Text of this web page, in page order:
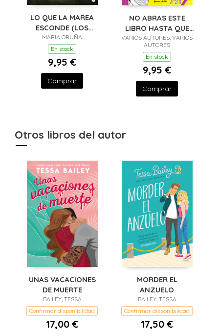
LO QUE LA MAREA
ESCONDE (LOS
LIBROS DEL PUERTO
ESC
MARIA ORUÑA
En stock
9,95 €
Comprar
NO ABRAS ESTE
LIBRO HASTA QUE
CUMPLAS 9
VARIOS AUTORES, VARIOS
AUTORES
En stock
9,95 €
Comprar
Otros libros del autor
UNAS VACACIONES
DE MUERTE
BAILEY, TESSA
Confirmar disponibilidad
17,00 €
MORDER EL
ANZUELO
BAILEY, TESSA
Confirmar disponibilidad
17,50 €